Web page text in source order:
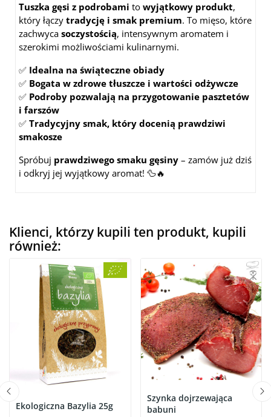
Tuszka gęsi z podrobami to wyjątkowy produkt,
który łączy tradycję i smak premium. To mięso, które
zachwyca soczystością, intensywnym aromatem i
szerokimi możliwościami kulinarnymi.
✅ Idealna na świąteczne obiady
✅ Bogata w zdrowe tłuszcze i wartości odżywcze
✅ Podroby pozwalają na przygotowanie pasztetów
i farszów
✅ Tradycyjny smak, który docenią prawdziwi
smakosze
Spróbuj prawdziwego smaku gęsiny – zamów już dziś
i odkryj jej wyjątkowy aromat! 🦆🔥
Klienci, którzy kupili ten produkt, kupili
również:
Ekologiczna Bazylia 25g
Szynka dojrzewająca
babuni